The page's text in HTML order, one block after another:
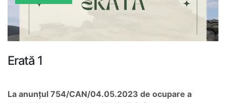
Erată 1
La anunțul 754/CAN/04.05.2023 de ocupare a